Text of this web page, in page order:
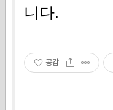
니다.
공감